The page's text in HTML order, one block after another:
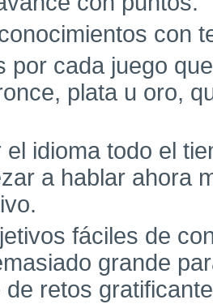
con
por cada juego
plata u oro,
el idioma todo el
a hablar ahora
fáciles de
grande
de retos